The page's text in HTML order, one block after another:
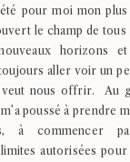
pour moi mon
le champ de tous
horizons
aller voir un
veut nous offrir. Au
poussé à prendre
à commencer
autorisées pour